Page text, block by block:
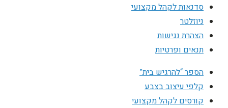
סדנאות לקהל מקצועי
ניוזלטר
הצהרת נגישות
תנאים ופרטיות
הספר “להרגיש בית”
קלפי עיצוב בצבע
קורסים לקהל מקצועי